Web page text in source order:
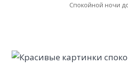
Спокойной ночи